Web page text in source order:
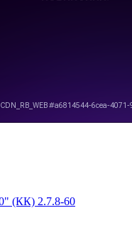
(КК) 2.7.8-60